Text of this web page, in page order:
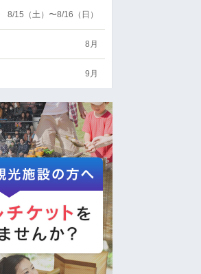
8/15（土）〜8/16（日）
8月
9月